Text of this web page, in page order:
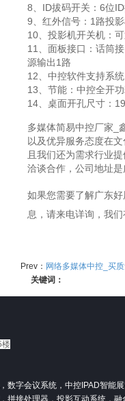
8、ID拔码开关：6位
9、红外信号：1路投
10、投影机开关机：
11、面板接口：话筒
源输出1路
12、中控软件支持系
13、节能：中控全开
14、桌面开孔尺寸：
多媒体简易中控厂家_
以及优异服务态度在
且我们还为需求行业
洽谈合作，公司地址
如果您需要了解广东
息，请来电详询，我
Prev： 网络多媒体中控_买
关键词：
楼
数字会议系统，中控IPAD智能
拼接处理器，投影互动系统，融